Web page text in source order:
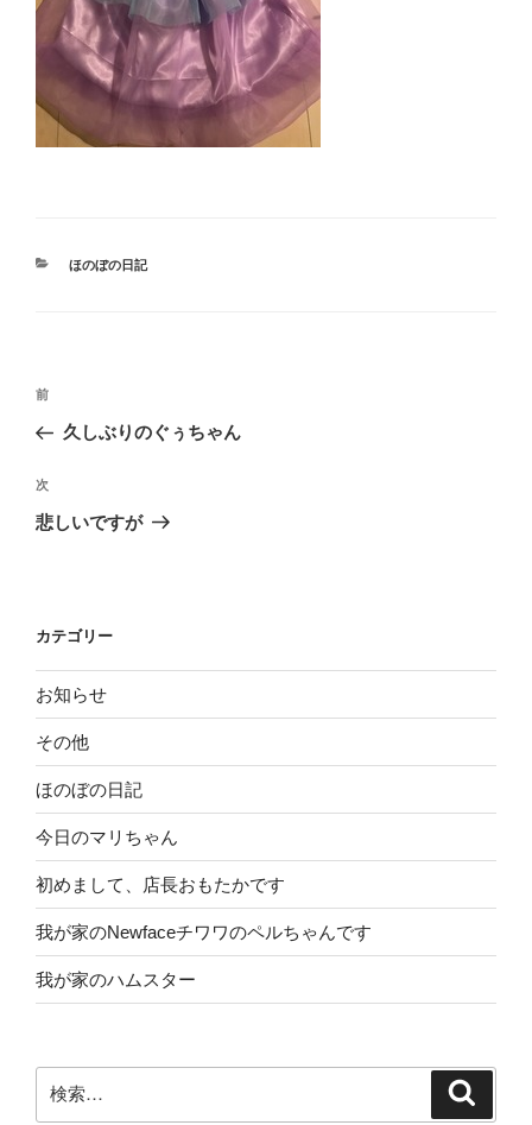
カ
ほのぼの日記
投
ナ
ビ
ゲ
ン
前
の
稿
前
久しぶりのぐぅちゃん
次
の
次
悲しいですが
カテゴリー
お知らせ
その他
ほのぼの日記
今日のマリちゃん
初めまして、店長おもたかです
我が家のNewfaceチワワのペルちゃんです
我が家のハムスター
索: